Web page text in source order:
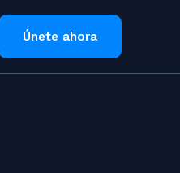
Únete ahora